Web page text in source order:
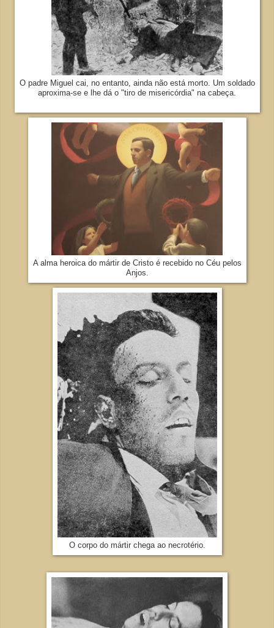
O padre Miguel cai, no entanto, ainda não está morto. Um soldado
aproxima-se e lhe dá o "tiro de misericórdia" na cabeça.
A alma heroica do mártir de Cristo é recebido no Céu pelos
Anjos.
O corpo do mártir chega ao necrotério.